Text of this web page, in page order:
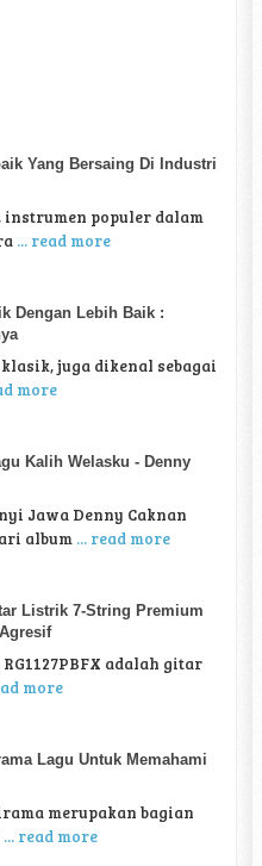
Yang Bersaing Di Industri
populer dalam
... read more
Dengan Lebih Baik :
juga dikenal sebagai
more
Kalih Welasku - Denny
Jawa Denny Caknan
album ... read more
Listrik 7-String Premium
adalah gitar
more
Lagu Untuk Memahami
merupakan bagian
... read more